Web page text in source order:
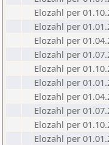
Elozahl per
Elozahl per
Elozahl per
Elozahl per
Elozahl per
Elozahl per
Elozahl per
Elozahl per
Elozahl per
Elozahl per